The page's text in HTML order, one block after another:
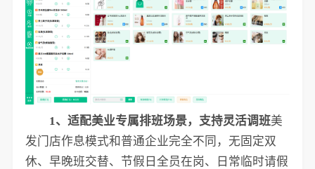
1、适配美业专属排班场景，支持灵活调班美
发门店作息模式和普通企业完全不同，无固定双
休、早晚班交替、节假日全员在岗、日常临时请假